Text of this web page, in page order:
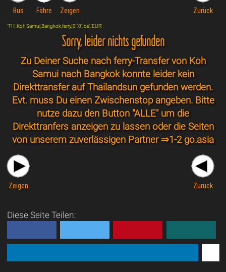
Bus Fähre Zeigen Zurück
'TH',Koh Samui,Bangkok,ferry,'0','0','de','EUR'
Sorry, leider nichts gefunden
Zu Deiner Suche nach ferry-Transfer von Koh
Samui nach Bangkok konnte leider kein
Direkttransfer auf Thailandsun gefunden werden.
Evt. muss Du einen Zwischenstop angeben. Bitte
nutze dazu den Button "ALLE" um die
Direkttranfers anzeigen zu lassen oder die Seiten
von unserem zuverlässigen Partner ⇒1-2 go.asia
Zeigen Zurück
Diese Seite Teilen: